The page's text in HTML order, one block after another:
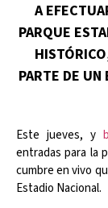
A
PARQUE
PARTE DE
Este jueves, y
entradas para la
cumbre en vivo
Estadio Nacional.